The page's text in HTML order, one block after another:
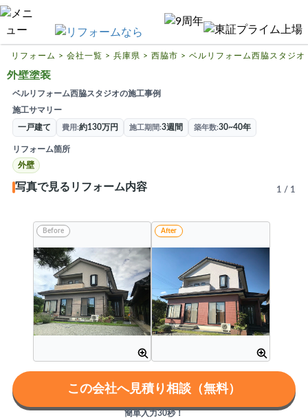
ハピすむリフォームとは
リフォームの基礎知識
リフォーム費用相場
リフォーム補助金
リフォーム会社一覧
リフォーム > 会社一覧 > 兵庫県 > 西脇市 > ベルリフォーム西脇スタジオ
外壁塗装
ベルリフォーム西脇スタジオの施工事例
施工サマリー
一戸建て 費用 約130万円 施工期間 3週間 築年数 30~40年
リフォーム箇所
外壁
写真で見るリフォーム内容 1 / 1
Before After
この会社へ見積り相談（無料）
簡単入力30秒！